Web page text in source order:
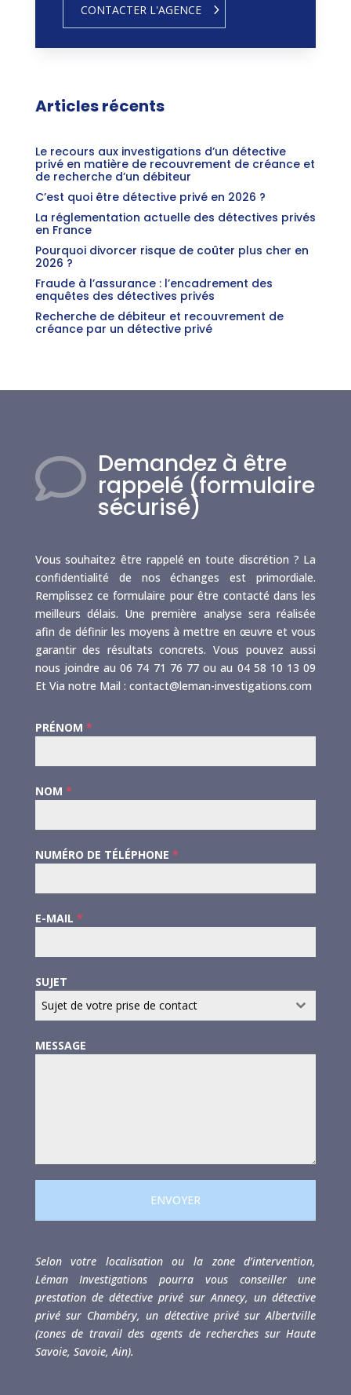
CONTACTER L'AGENCE
Articles récents
Le recours aux investigations d’un détective
privé en matière de recouvrement de créance et
de recherche d’un débiteur
C’est quoi être détective privé en 2026 ?
La réglementation actuelle des détectives privés
en France
Pourquoi divorcer risque de coûter plus cher en
2026 ?
Fraude à l’assurance : l’encadrement des
enquêtes des détectives privés
Recherche de débiteur et recouvrement de
créance par un détective privé
 Demandez à être
rappelé (formulaire
sécurisé)
Vous souhaitez être rappelé en toute discrétion ? La
confidentialité de nos échanges est primordiale.
Remplissez ce formulaire pour être contacté dans les
meilleurs délais. Une première analyse sera réalisée
afin de définir les moyens à mettre en œuvre et vous
garantir des résultats concrets. Vous pouvez aussi
nous joindre au 06 74 71 76 77 ou au 04 58 10 13 09
Et Via notre Mail : contact@leman-investigations.com
PRÉNOM *
NOM *
NUMÉRO DE TÉLÉPHONE *
E-MAIL *
SUJET
Sujet de votre prise de contact
MESSAGE
ENVOYER
Selon votre localisation ou la zone d’intervention,
Léman Investigations pourra vous conseiller une
prestation de détective privé sur Annecy, un détective
privé sur Chambéry, un détective privé sur Albertville
(zones de travail des agents de recherches sur Haute
Savoie, Savoie, Ain).